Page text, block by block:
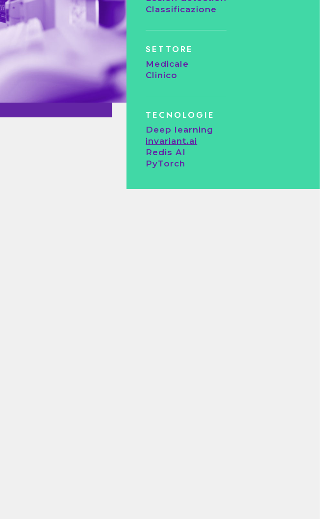
Classificazione
SETTORE
Medicale
Clinico
TECNOLOGIE
Deep learning
invariant.ai
Redis AI
PyTorch